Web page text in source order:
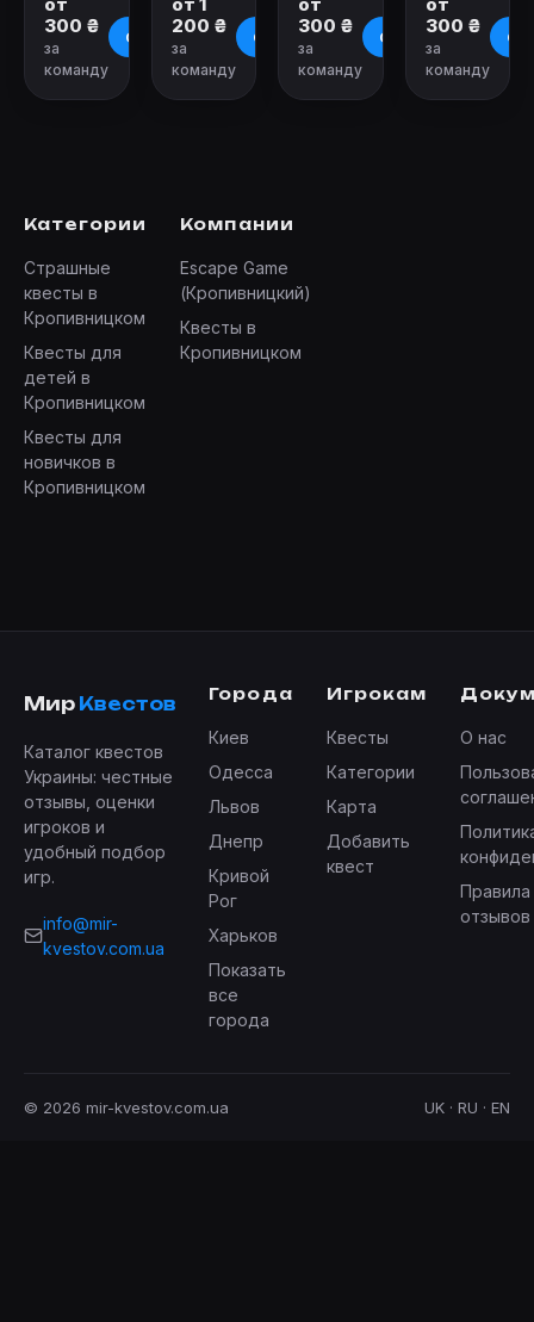
300 ₴
за
команду
О квесте200 ₴
за
команду
О квесте300 ₴
за
команду
О квесте300 ₴
за
команду
О
Категории
Страшные
квесты в
Кропивницком
Квесты для
детей в
Кропивницком
Квесты для
новичков в
Кропивницком
Компании
Escape Game
(Кропивницкий)
Квесты в
Кропивницком
Мир Квестов
Каталог квестов
Украины: честные
отзывы, оценки
игроков и
удобный подбор
игр.
info@mir-
kvestov.com.ua
Города
Киев
Одесса
Львов
Днепр
Кривой
Рог
Харьков
Показать
все
города
Игрокам
Квесты
Категории
Карта
Добавить
квест
О нас
отзывов
© 2026 mir-kvestov.com.ua UK · RU · EN